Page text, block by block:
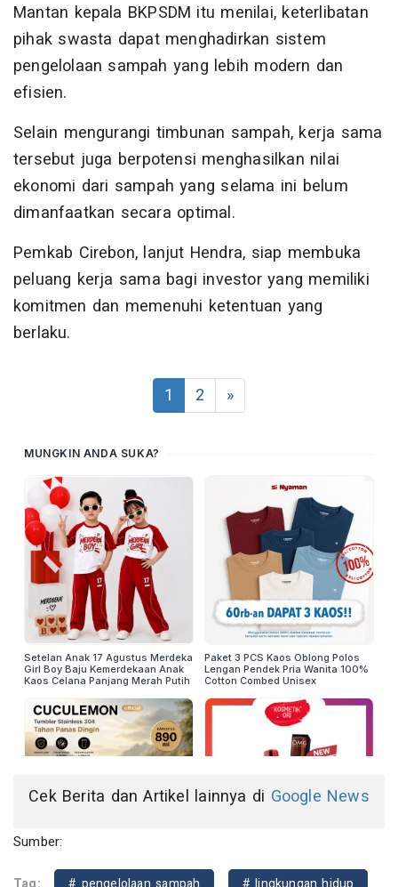
Mantan kepala BKPSDM itu menilai, keterlibatan
pihak swasta dapat menghadirkan sistem
pengelolaan sampah yang lebih modern dan
efisien.
Selain mengurangi timbunan sampah, kerja sama
tersebut juga berpotensi menghasilkan nilai
ekonomi dari sampah yang selama ini belum
dimanfaatkan secara optimal.
Pemkab Cirebon, lanjut Hendra, siap membuka
peluang kerja sama bagi investor yang memiliki
komitmen dan memenuhi ketentuan yang
berlaku.
1 2 »
Cek Berita dan Artikel lainnya di Google News
Sumber: